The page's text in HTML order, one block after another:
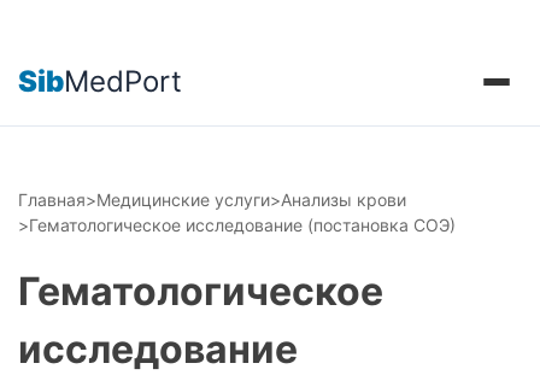
SibMedPort
Главная>Медицинские услуги>Анализы крови
>Гематологическое исследование (постановка СОЭ)
Гематологическое
исследование